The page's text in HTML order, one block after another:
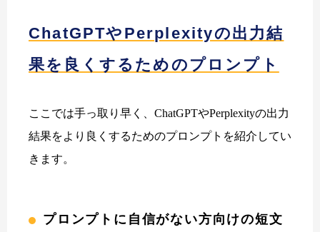
ChatGPTやPerplexityの出力結
果を良くするためのプロンプト
ここでは手っ取り早く、ChatGPTやPerplexityの出力
結果をより良くするためのプロンプトを紹介してい
きます。
プロンプトに自信がない方向けの短文